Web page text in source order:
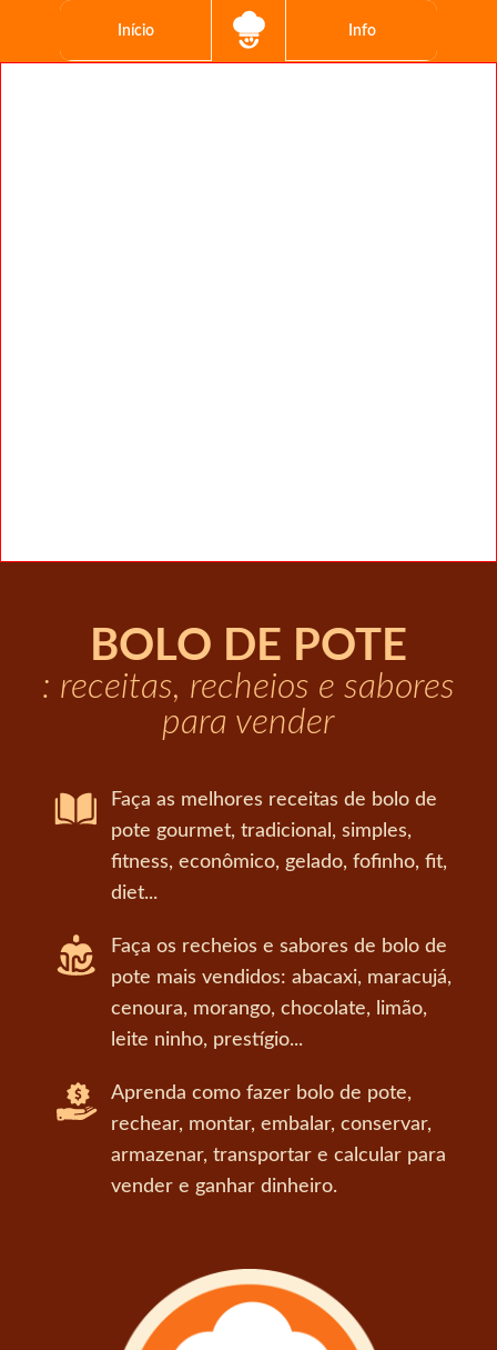
Início Info
BOLO DE POTE
: receitas, recheios e sabores
para vender
Faça as melhores receitas de bolo de
pote gourmet, tradicional, simples,
fitness, econômico, gelado, fofinho, fit,
diet...
Faça os recheios e sabores de bolo de
pote mais vendidos: abacaxi, maracujá,
cenoura, morango, chocolate, limão,
leite ninho, prestígio...
Aprenda como fazer bolo de pote,
rechear, montar, embalar, conservar,
armazenar, transportar e calcular para
vender e ganhar dinheiro.